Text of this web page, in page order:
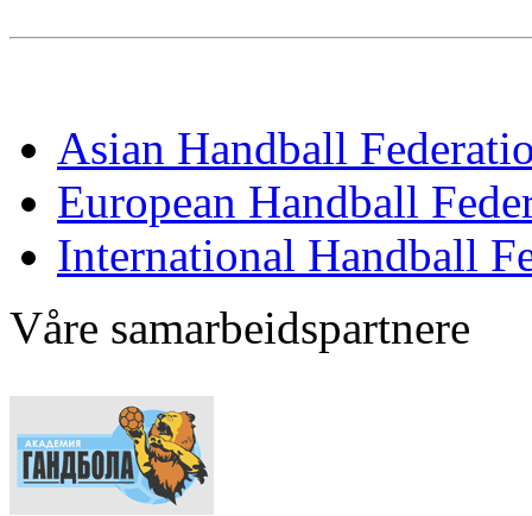
Asian Handball
European Handball
International Handball
Våre samarbeidspartnere